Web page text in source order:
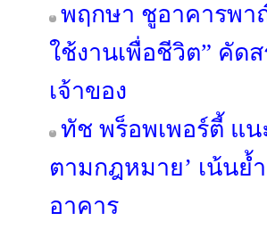
พฤกษา ชูอาคารพา
ใช้งานเพื่อชีวิต” คัด
เจ้าของ
ทัช พร็อพเพอร์ตี้ แน
ตามกฎหมาย’ เน้นย้
อาคาร